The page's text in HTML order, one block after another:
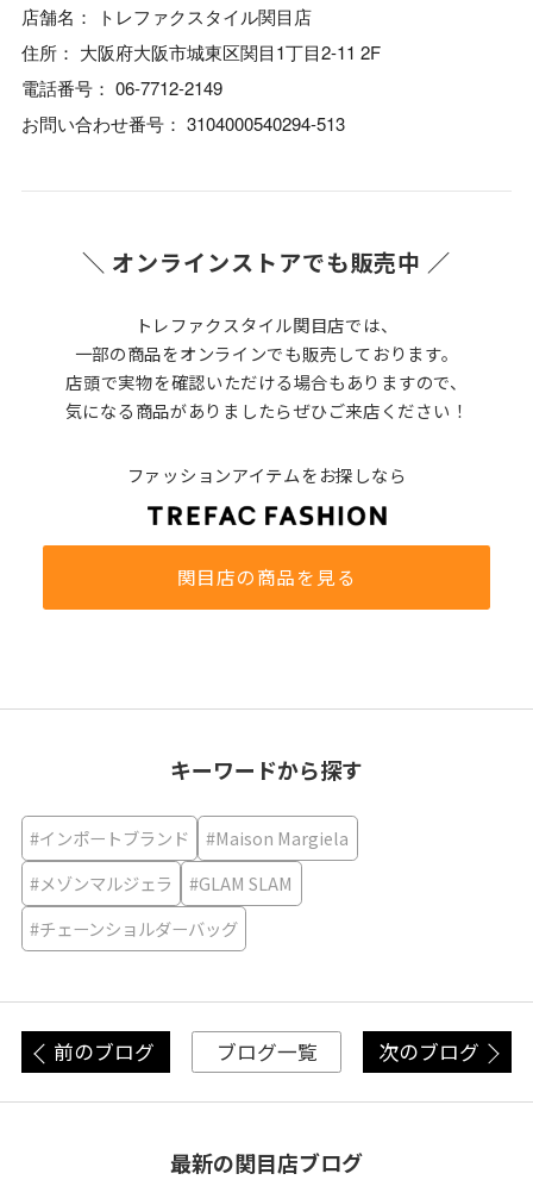
店舗名： トレファクスタイル関目店
住所： 大阪府大阪市城東区関目1丁目2-11 2F
電話番号： 06-7712-2149
お問い合わせ番号： 3104000540294-513
＼ オンラインストアでも販売中 ／
トレファクスタイル関目店では、
一部の商品をオンラインでも販売しております。
店頭で実物を確認いただける場合もありますので、
気になる商品がありましたらぜひご来店ください！
ファッションアイテムをお探しなら
関目店の商品を見る
キーワードから探す
#インポートブランド
#Maison Margiela
#メゾンマルジェラ
#GLAM SLAM
#チェーンショルダーバッグ
前のブログ ブログ一覧 次のブログ
最新の関目店ブログ